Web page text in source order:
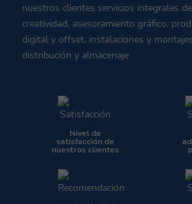
nuestros clientes servicios integrales
creatividad, asesoramiento gráfico,
digital y offset, instalaciones y
distribución y almacenaje
Nivel de
satisfacción de
nuestros clientes